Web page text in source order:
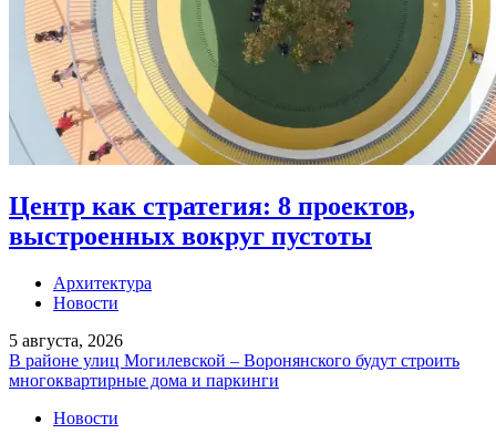
Центр как стратегия: 8 проектов,
выстроенных вокруг пустоты
Архитектура
Новости
5 августа, 2026
В районе улиц Могилевской – Воронянского будут строить
многоквартирные дома и паркинги
Новости